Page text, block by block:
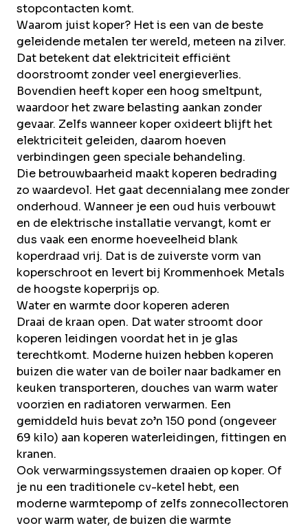
stopcontacten komt.
Waarom juist koper? Het is een van de beste
geleidende metalen ter wereld, meteen na zilver.
Dat betekent dat elektriciteit efficiënt
doorstroomt zonder veel energieverlies.
Bovendien heeft koper een hoog smeltpunt,
waardoor het zware belasting aankan zonder
gevaar. Zelfs wanneer koper oxideert blijft het
elektriciteit geleiden, daarom hoeven
verbindingen geen speciale behandeling.
Die betrouwbaarheid maakt koperen bedrading
zo waardevol. Het gaat decennialang mee zonder
onderhoud. Wanneer je een oud huis verbouwt
en de elektrische installatie vervangt, komt er
dus vaak een enorme hoeveelheid blank
koperdraad vrij. Dat is de zuiverste vorm van
koperschroot en levert bij Krommenhoek Metals
de hoogste koperprijs op.
Water en warmte door koperen aderen
Draai de kraan open. Dat water stroomt door
koperen leidingen voordat het in je glas
terechtkomt. Moderne huizen hebben koperen
buizen die water van de boiler naar badkamer en
keuken transporteren, douches van warm water
voorzien en radiatoren verwarmen. Een
gemiddeld huis bevat zo’n 150 pond (ongeveer
69 kilo) aan koperen waterleidingen, fittingen en
kranen.
Ook verwarmingssystemen draaien op koper. Of
je nu een traditionele cv-ketel hebt, een
moderne warmtepomp of zelfs zonnecollectoren
voor warm water, de buizen die warmte